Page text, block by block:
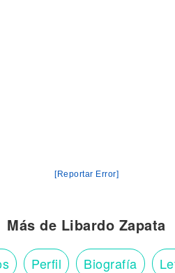
[Reportar Error]
Más de Libardo Zapata
Perfil Biografía